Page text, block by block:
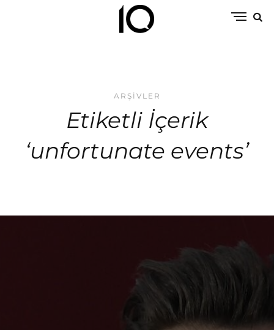
ARŞIVLER
Etiketli İçerik
‘unfortunate events’